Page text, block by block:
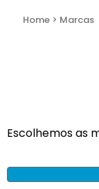
Home > Marcas
Escolhemos as